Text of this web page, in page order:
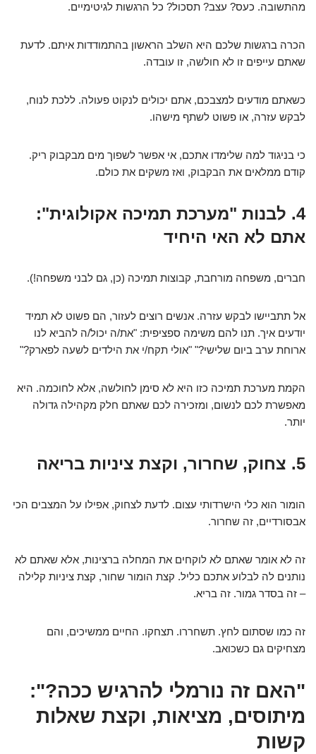
מהתשובה. כעס? עצב? תסכול? כל הרגשות לגיטימיים.
הכרה ברגשות שלכם היא השלב הראשון בהתמודדות איתם. לדעת
שאתם עייפים זו לא חולשה, זו עובדה.
כשאתם מודעים למצבכם, אתם יכולים לנקוט פעולה. ללכת לנוח,
לבקש עזרה, או פשוט לשתף מישהו.
כי בניגוד למה שלימדו אתכם, אי אפשר לשפוך מים מבקבוק ריק.
קודם ממלאים את הבקבוק, ואז משקים את כולם.
4. לבנות "מערכת תמיכה אקולוגית":
אתם לא האי היחיד
חברים, משפחה מורחבת, קבוצות תמיכה (כן, גם לבני משפחה!).
אל תתביישו לבקש עזרה. אנשים רוצים לעזור, הם פשוט לא תמיד
יודעים איך. תנו להם משימה ספציפית: "את/ה יכול/ה להביא לנו
ארוחת ערב ביום שלישי?" "אולי תקח/י את הילדים לשעה לפארק?"
הקמת מערכת תמיכה כזו היא לא סימן לחולשה, אלא לחוכמה. היא
מאפשרת לכם לנשום, ומזכירה לכם שאתם חלק מקהילה גדולה
יותר.
5. צחוק, שחרור, וקצת ציניות בריאה
הומור הוא כלי הישרדותי עצום. לדעת לצחוק, אפילו על המצבים הכי
אבסורדיים, זה שחרור.
זה לא אומר שאתם לא לוקחים את המחלה ברצינות, אלא שאתם לא
נותנים לה לבלוע אתכם כליל. קצת הומור שחור, קצת ציניות קלילה
– זה בסדר גמור. זה בריא.
זה כמו שסתום לחץ. תשחררו. תצחקו. החיים ממשיכים, והם
מצחיקים גם כשכואב.
"האם זה נורמלי להרגיש ככה?":
מיתוסים, מציאות, וקצת שאלות
קשות